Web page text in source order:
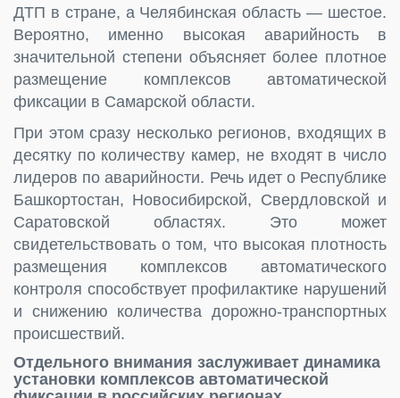
ДТП в стране, а Челябинская область — шестое.
Вероятно, именно высокая аварийность в
значительной степени объясняет более плотное
размещение комплексов автоматической
фиксации в Самарской области.
При этом сразу несколько регионов, входящих в
десятку по количеству камер, не входят в число
лидеров по аварийности. Речь идет о Республике
Башкортостан, Новосибирской, Свердловской и
Саратовской областях. Это может
свидетельствовать о том, что высокая плотность
размещения комплексов автоматического
контроля способствует профилактике нарушений
и снижению количества дорожно-транспортных
происшествий.
Отдельного внимания заслуживает динамика
установки комплексов автоматической